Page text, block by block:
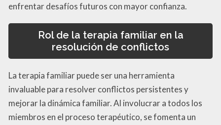
enfrentar desafíos futuros con mayor confianza.
Rol de la terapia familiar en la
resolución de conflictos
La terapia familiar puede ser una herramienta
invaluable para resolver conflictos persistentes y
mejorar la dinámica familiar. Al involucrar a todos los
miembros en el proceso terapéutico, se fomenta un